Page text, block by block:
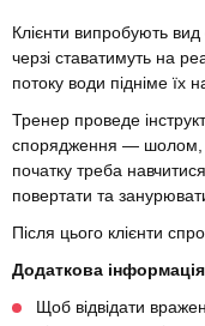
Клієнти випробують
черзі ставатимуть на
потоку води підніме їх
Тренер проведе
спорядження — шолом,
початку треба
повертати та
Після цього клієнти
Додаткова інформація
Щоб відвідати